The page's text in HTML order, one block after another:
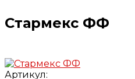
Стармекс ФФ
Артикул: